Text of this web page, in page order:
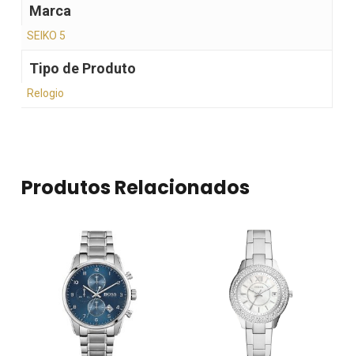
Nenhum produto no
carrinho.
Marca
SEIKO 5
Tipo de Produto
Relogio
Produtos Relacionados